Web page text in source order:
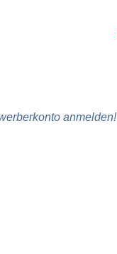
anmelden!